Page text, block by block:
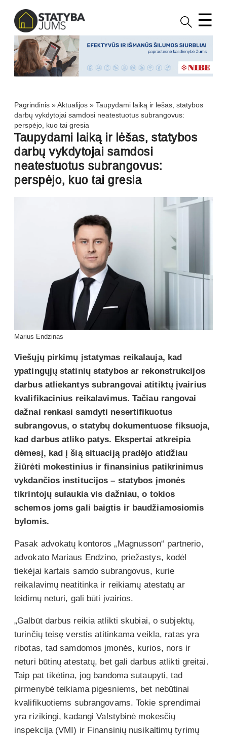
☰
Pagrindinis »Aktualijos » Taupydami laiką ir lėšas, statybos
darbų vykdytojai samdosi neatestuotus subrangovus:
perspėjo, kuo tai gresia
Taupydami laiką ir lėšas, statybos
darbų vykdytojai samdosi
neatestuotus subrangovus:
perspėjo, kuo tai gresia
Marius Endzinas
Viešųjų pirkimų įstatymas reikalauja, kad
ypatingųjų statinių statybos ar rekonstrukcijos
darbus atliekantys subrangovai atitiktų įvairius
kvalifikacinius reikalavimus. Tačiau rangovai
dažnai renkasi samdyti nesertifikuotus
subrangovus, o statybų dokumentuose fiksuoja,
kad darbus atliko patys. Ekspertai atkreipia
dėmesį, kad į šią situaciją pradėjo atidžiau
žiūrėti mokestinius ir finansinius patikrinimus
vykdančios institucijos – statybos įmonės
tikrintojų sulaukia vis dažniau, o tokios
schemos joms gali baigtis ir baudžiamosiomis
bylomis.
Pasak advokatų kontoros „Magnusson“ partnerio,
advokato Mariaus Endzino, priežastys, kodėl
tiekėjai kartais samdo subrangovus, kurie
reikalavimų neatitinka ir reikiamų atestatų ar
leidimų neturi, gali būti įvairios.
„Galbūt darbus reikia atlikti skubiai, o subjektų,
turinčių teisę verstis atitinkama veikla, ratas yra
ribotas, tad samdomos įmonės, kurios, nors ir
neturi būtinų atestatų, bet gali darbus atlikti greitai.
Taip pat tikėtina, jog bandoma sutaupyti, tad
pirmenybė teikiama pigesniems, bet nebūtinai
kvalifikuotiems subrangovams. Tokie sprendimai
yra rizikingi, kadangi Valstybinė mokesčių
inspekcija (VMI) ir Finansinių nusikaltimų tyrimų